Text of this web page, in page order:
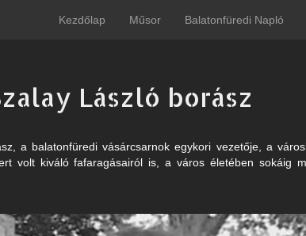
Kezdőlap Műsor Balatonfüredi Napló
László borász
a balatonfüredi vásárcsarnok egykori vezetője, a
volt kiváló fafaragásairól is, a város életében sokáig